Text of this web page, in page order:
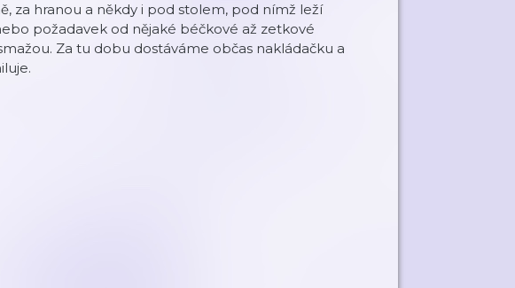
za hranou a někdy i pod stolem, pod nímž leží
požadavek od nějaké béčkové až zetkové
Za tu dobu dostáváme občas nakládačku a